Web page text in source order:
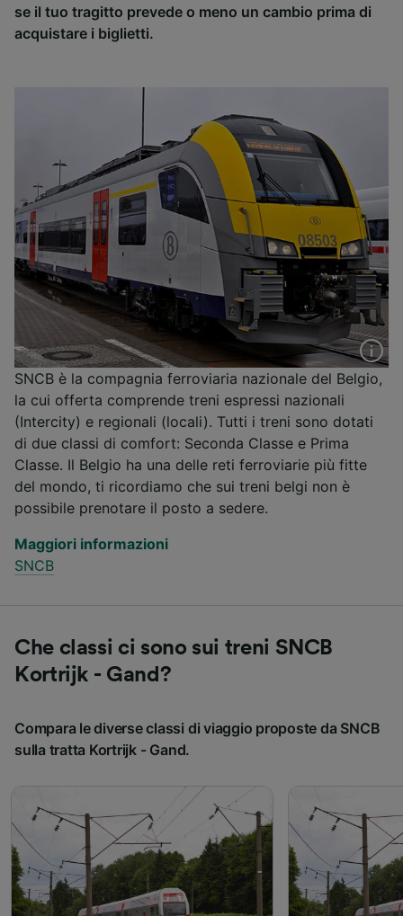
se il tuo tragitto prevede o meno un cambio prima di
acquistare i biglietti.
SNCB è la compagnia ferroviaria nazionale del Belgio,
la cui offerta comprende treni espressi nazionali
(Intercity) e regionali (locali). Tutti i treni sono dotati
di due classi di comfort: Seconda Classe e Prima
Classe. Il Belgio ha una delle reti ferroviarie più fitte
del mondo, ti ricordiamo che sui treni belgi non è
possibile prenotare il posto a sedere.
Maggiori informazioni
SNCB
Che classi ci sono sui treni SNCB
Kortrijk - Gand?
Compara le diverse classi di viaggio proposte da SNCB
sulla tratta Kortrijk - Gand.